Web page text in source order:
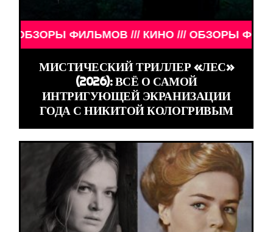
ФИЛЬМОВ /// КИНО /// ОБЗОРЫ ФИЛЬМОВ
МИСТИЧЕСКИЙ ТРИЛЛЕР «ЛЕС»
(2026): ВСЁ О САМОЙ
ИНТРИГУЮЩЕЙ ЭКРАНИЗАЦИИ
ГОДА С НИКИТОЙ КОЛОГРИВЫМ